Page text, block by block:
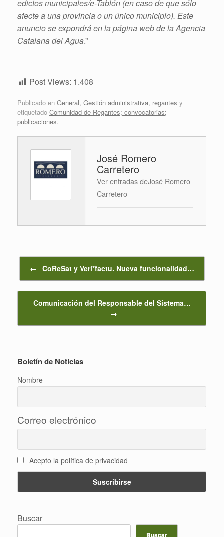
edictos municipales/e-Tablón (en caso de que sólo
afecte a una provincia o un único municipio). Este
anuncio se expondrá en la página web de la Agencia
Catalana del Agua.”
Post Views: 1.408
Publicado en General, Gestión administrativa, regantes y
etiquetado Comunidad de Regantes; convocatorias;
publicaciones.
José Romero
Carretero
Ver entradas deJosé Romero
Carretero
Navegador de artículos
← CoReSat y Veri*factu. Nueva funcionalidad…
Comunicación del Responsable del Sistema…
→
Boletín de Noticias
Nombre
Correo electrónico
Acepto la política de privacidad
Buscar
Buscar